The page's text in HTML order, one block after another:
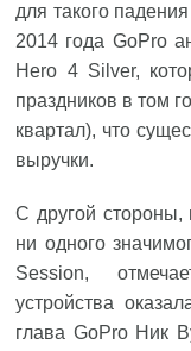
для такого
2014 года GoPro
Hero 4 Silver,
праздников в том
квартал), что
выручки.
С другой стороны,
ни одного
Session,
устройства
глава GoPro Ник